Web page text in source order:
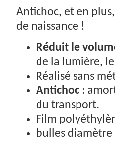
Antichoc, et en
de naissance !
Réduit le
de la lumière,
Réalisé sans
Antichoc :
du transport.
Film
bulles